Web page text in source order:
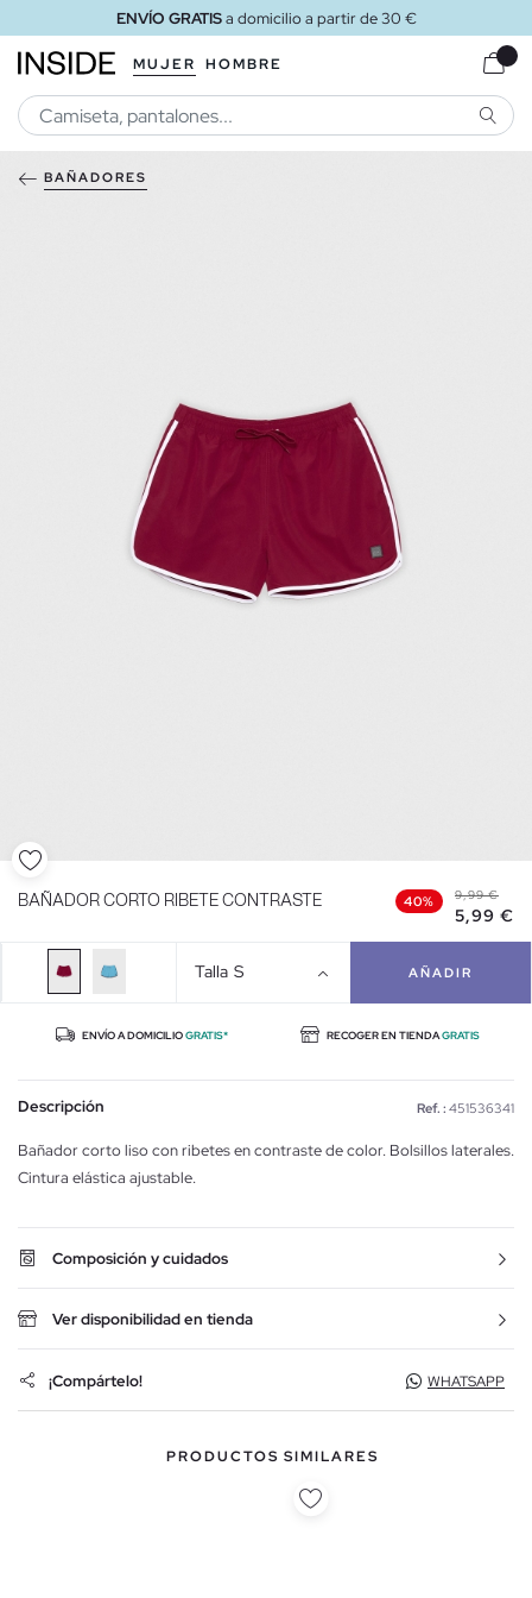
ENVÍO GRATISa domicilio a partir de 30 €
MUJER HOMBRE
BAÑADORES
BAÑADOR CORTO RIBETE CONTRASTE 40% 9,99 €
5,99 €
Talla S AÑADIR
ENVÍO A DOMICILIOGRATIS* RECOGER EN TIENDAGRATIS
Descripción Ref. : 451536341
Bañador corto liso con ribetes en contraste de color. Bolsillos laterales.
Cintura elástica ajustable.
Composición y cuidados
Ver disponibilidad en tienda
¡Compártelo! WHATSAPP
PRODUCTOS SIMILARES